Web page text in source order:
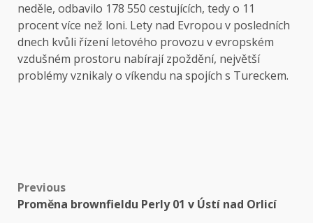
neděle, odbavilo 178 550 cestujících, tedy o 11
procent více než loni. Lety nad Evropou v posledních
dnech kvůli řízení letového provozu v evropském
vzdušném prostoru nabírají zpoždění, největší
problémy vznikaly o víkendu na spojích s Tureckem.
Post
Previous
Proměna brownfieldu Perly 01 v Ústí nad Orlicí